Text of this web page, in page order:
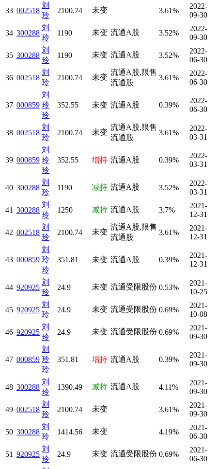
33 002518
刘
玲
2100.74 未变 3.61%
2022-
09-30
34 300288
刘
玲
1190 未变 流通A股 3.52%
2022-
09-30
35 300288
刘
玲
1190 未变 流通A股 3.52%
2022-
06-30
36 002518
刘
玲
2100.74 未变
流通A股,限售
流通股
3.61%
2022-
06-30
37 000859
刘
玲
玲
352.55 未变 流通A股 0.39%
2022-
06-30
38 002518
刘
玲
2100.74 未变
流通A股,限售
流通股
3.61%
2022-
03-31
39 000859
刘
玲
玲
352.55 增持 流通A股 0.39%
2022-
03-31
40 300288
刘
玲
1190 减持 流通A股 3.52%
2022-
03-31
41 300288
刘
玲
1250 减持 流通A股 3.7%
2021-
12-31
42 002518
刘
玲
2100.74 未变
流通A股,限售
流通股
3.61%
2021-
12-31
43 000859
刘
玲
玲
351.81 未变 流通A股 0.39%
2021-
12-31
44 920925
刘
玲
24.9 未变 流通受限股份 0.53%
2021-
10-25
45 920925
刘
玲
24.9 未变 流通受限股份 0.69%
2021-
10-08
46 920925
刘
玲
24.9 未变 流通受限股份 0.69%
2021-
09-30
47 000859
刘
玲
玲
351.81 增持 流通A股 0.39%
2021-
09-30
48 300288
刘
玲
1390.49 减持 流通A股 4.11%
2021-
09-30
49 002518
刘
玲
2100.74 未变 3.61%
2021-
09-30
50 300288
刘
玲
1414.56 未变 4.19%
2021-
06-30
51 920925
刘
玲
24.9 未变 流通受限股份 0.69%
2021-
06-30